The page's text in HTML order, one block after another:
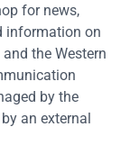
for news,
information on
and the Western
by the
an external